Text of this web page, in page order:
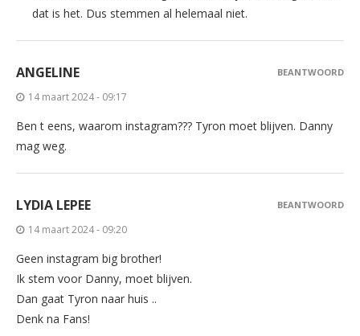
dat is het. Dus stemmen al helemaal niet.
ANGELINE
14 maart 2024 - 09:17
Ben t eens, waarom instagram??? Tyron moet blijven. Danny
mag weg.
BEANTWOORD
LYDIA LEPEE
14 maart 2024 - 09:20
Geen instagram big brother!
Ik stem voor Danny, moet blijven.
Dan gaat Tyron naar huis ..
Denk na Fans!
BEANTWOORD